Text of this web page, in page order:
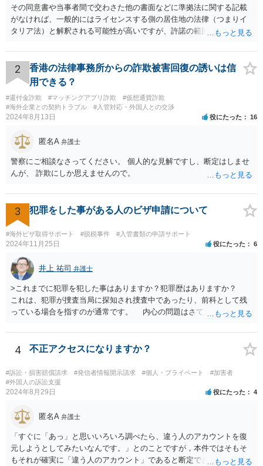
その同意書や当事者間で交わさた他の書面などに準拠法に関する記載
がなければ、一般的にはライセンスする側の居住地の法律（つまりイ
タリア法）と解釈される可能性が高いですが、許諾の範囲が日本国内
あります。 なお、仮に日本法になるとしても、新しい会社との間で契
約が有効かどうかは、ライセンスされた権利の種類（著作権、商標
権、特許権など）や契約の時期などを見て判断する必要があります。
いずれにせよ具体的事情が分からないと確定的な回答は難しいと思わ
れますので、弁護士に直接相談されることをお勧めします。
2
香港の法律事務所からの詐欺被害回復の誘いは信
用できる？
#還付金詐欺 #マッチングアプリ詐欺
#仮想通貨詐欺
#海外企業との契約トラブル
#入管対応・外国人との交渉
2024年8月13日 役にたった 16
匿名A 弁護士
警察にご相談なさってください。 個人的な見解ですし、断定はしませ
んが、 詐欺にしか思えませんので。
3 犯罪をした事がある人のビザ申請について
#海外ビザ取得サポート #脱税事件 #入管書類の申請サポート
2024年11月25日 役にたった 6
井上 祐司 弁護士
>これまでに犯罪を犯した事はありますか？犯罪歴はありますか？
これは、犯罪が捜査当局に探知され捜査中であったり、前科として残
っている場合を指すのが通常です。 内心の問題はさておき、ご質問
4 不正アクセスになりますか？
#訴訟・損害賠償請求 #発信者情報開示請求 #個人・プライベート
#加害者
#外国人の訴訟支援
2024年8月29日 役にたった 4
匿名A 弁護士
「すぐに「あっ」と思いいろいろ調べたら、違う人のアカウントを復
元しようとしてみたいなんです。」とのことですが，本件ではそもそ
もそれが確実に「違う人のアカウント」であると断定できていません